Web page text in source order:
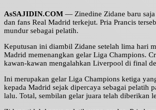
AsSAJIDIN.COM — Zinedine Zidane baru saja
dan fans Real Madrid terkejut. Pria Prancis
mundur sebagai pelatih.
Keputusan ini diambil Zidane setelah lima hari
Madrid memenangkan gelar Liga Champions.
kawan-kawan mengalahkan Liverpool di final
Ini merupakan gelar Liga Champions ketiga
kepada Madrid sejak dipercaya sebagai pelatih
lalu. Total, sembilan gelar juara telah diberikan